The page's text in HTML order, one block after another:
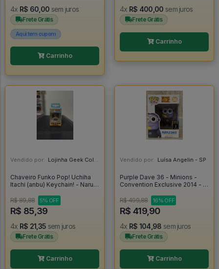
4x R$ 60,00 sem juros
Frete Grátis
Aqui tem cupom
Carrinho
4x R$ 400,00 sem juros
Frete Grátis
Carrinho
Vendido por: Lojinha Geek Colecionáveis - DF
Chaveiro Funko Pop! Uchiha
Itachi (anbu) Keychain! - Naruto
R$ 89,88
5% OFF
R$ 85,39
4x R$ 21,35 sem juros
Frete Grátis
Carrinho
Vendido por: Luísa Angelin - SP
Purple Dave 36 - Minions -
Convention Exclusive 2014 - -
R$ 499,88
16% OFF
R$ 419,90
4x R$ 104,98 sem juros
Frete Grátis
Carrinho